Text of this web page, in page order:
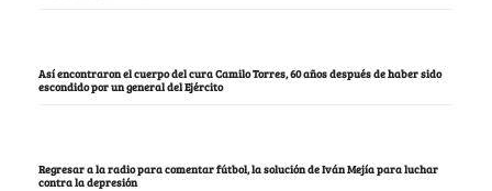
Así encontraron el cuerpo del cura Camilo Torres, 60 años después de haber sido
escondido por un general del Ejército
Regresar a la radio para comentar fútbol, la solución de Iván Mejía para luchar
contra la depresión